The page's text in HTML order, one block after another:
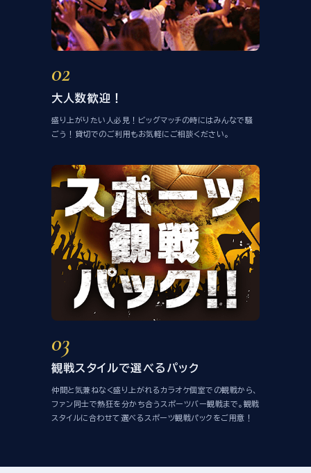
02
大人数歓迎！
盛り上がりたい人必見！ビッグマッチの時にはみんなで騒
ごう！貸切でのご利用もお気軽にご相談ください。
03
観戦スタイルで選べるパック
仲間と気兼ねなく盛り上がれるカラオケ個室での観戦から、
ファン同士で熱狂を分かち合うスポーツバー観戦まで。観戦
スタイルに合わせて選べるスポーツ観戦パックをご用意！